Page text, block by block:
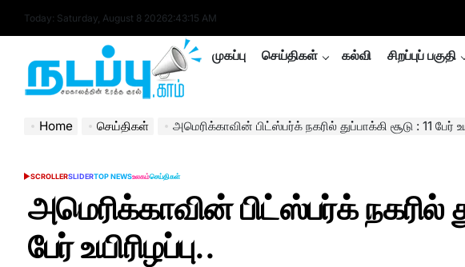
Today: Saturday, August 8 20262:43:15 AM
nadappu.com
முகப்பு செய்திகள் கல்வி சிறப்புப் பகுதி
Home செய்திகள் அமெரிக்காவின் பிட்ஸ்பர்க் நகரில் துப்பாக்கி சூடு : 11 பேர்
POSTED
SCROLLERSLIDERTOP NEWSஉலகம்செய்திகள்
அமெரிக்காவின் பிட்ஸ்பர்க் நகரில்
பேர் உயிரிழப்பு..